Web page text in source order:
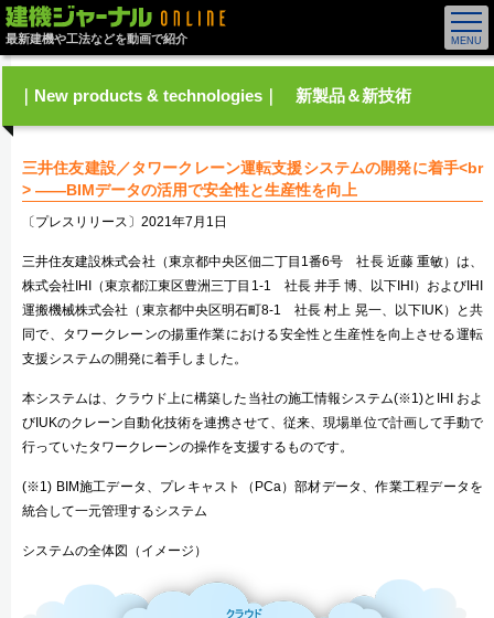
最新建機や工法などを動画で紹介
｜New products & technologies｜ 新製品＆新技術
三井住友建設／タワークレーン運転支援システムの開発に着手<br
> ――BIMデータの活用で安全性と生産性を向上
〔プレスリリース〕2021年7月1日
三井住友建設株式会社（東京都中央区佃二丁目1番6号 社長 近藤 重敏）は、
株式会社IHI（東京都江東区豊洲三丁目1-1 社長 井手 博、以下IHI）およびIHI
運搬機械株式会社（東京都中央区明石町8-1 社長 村上 晃一、以下IUK）と共
同で、タワークレーンの揚重作業における安全性と生産性を向上させる運転
支援システムの開発に着手しました。
本システムは、クラウド上に構築した当社の施工情報システム(※1)とIHI およ
びIUKのクレーン自動化技術を連携させて、従来、現場単位で計画して手動で
行っていたタワークレーンの操作を支援するものです。
(※1) BIM施工データ、プレキャスト（PCa）部材データ、作業工程データを
統合して一元管理するシステム
システムの全体図（イメージ）